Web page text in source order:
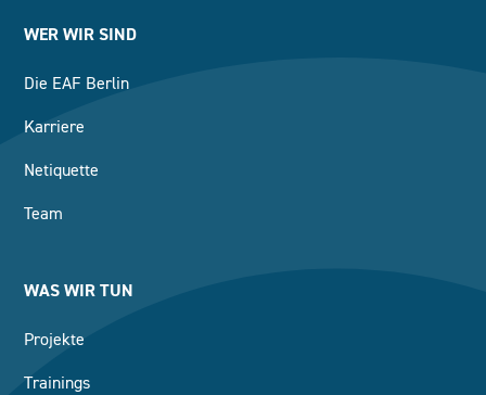
WER WIR SIND
Die EAF Berlin
Karriere
Netiquette
Team
WAS WIR TUN
Projekte
Trainings